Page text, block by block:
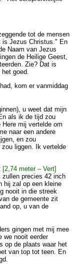
tot de mensen
is Jezus Christus." En
Naam van Jezus
de Heilige Geest,
Zie? Dat is
goed.
kom er vanmiddag
u weet dat mijn
als ik de tijd zou
Here mij vertelde om
naar een andere
en zou
liggen. Ik vertelde
[2,74 meter – Vert]
zullen precies 42 inch
hij zal op een kleine
nooit in die streek
de gemeente zit
op, u van de
gingen met mij mee
we nooit eerder
op de plaats waar het
van top tot teen. En